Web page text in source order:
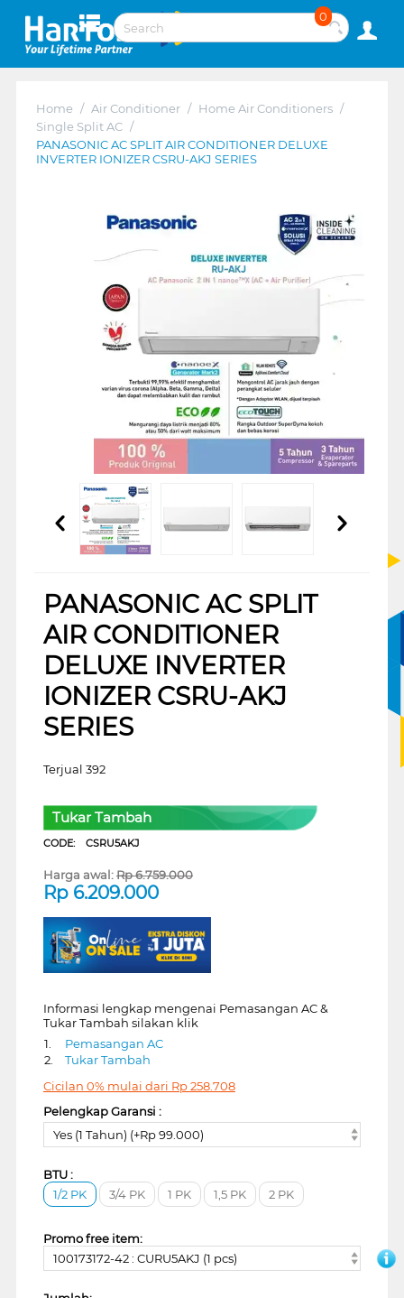
0
Home / Air Conditioner / Home Air Conditioners /
Single Split AC /
PANASONIC AC SPLIT AIR CONDITIONER DELUXE
INVERTER IONIZER CSRU-AKJ SERIES
PANASONIC AC SPLIT
AIR CONDITIONER
DELUXE INVERTER
IONIZER CSRU-AKJ
SERIES
Terjual 392
Tukar Tambah
CODE: CSRU5AKJ
Harga awal:Rp6.759.000
Rp 6.209.000
Informasi lengkap mengenai Pemasangan AC &
Tukar Tambah silakan klik
1.
Pemasangan AC
2.
Tukar Tambah
Cicilan 0% mulai dari Rp258.708
Pelengkap Garansi :
Yes (1 Tahun) (+Rp 99.000)
BTU :
1/2 PK
3/4 PK 1 PK 1,5 PK 2 PK
Promo free item:
100173172-42 : CURU5AKJ (1 pcs)